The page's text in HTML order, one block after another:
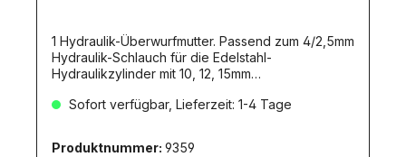
1 Hydraulik-Überwurfmutter. Passend zum 4/2,5mm
Hydraulik-Schlauch für die Edelstahl-
Hydraulikzylinder mit 10, 12, 15mm
Passend zum Hydraulikschlauch mit der
ein 5mm-FEINGEWINDE.Passende Hydraulik-
Sofort verfügbar, Lieferzeit: 1-4 Tage
Produktnummer: 9359